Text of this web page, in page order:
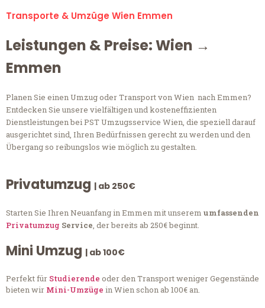
Transporte & Umzüge Wien Emmen
Leistungen & Preise: Wien →
Emmen
Planen Sie einen Umzug oder Transport von Wien nach Emmen?
Entdecken Sie unsere vielfältigen und kosteneffizienten
Dienstleistungen bei PST Umzugsservice Wien, die speziell darauf
ausgerichtet sind, Ihren Bedürfnissen gerecht zu werden und den
Übergang so reibungslos wie möglich zu gestalten.
Privatumzug | ab 250€
Starten Sie Ihren Neuanfang in Emmen mit unserem umfassenden
Privatumzug Service, der bereits ab 250€ beginnt.
Mini Umzug | ab 100€
Perfekt für Studierende oder den Transport weniger Gegenstände
bieten wir Mini-Umzüge in Wien schon ab 100€ an.